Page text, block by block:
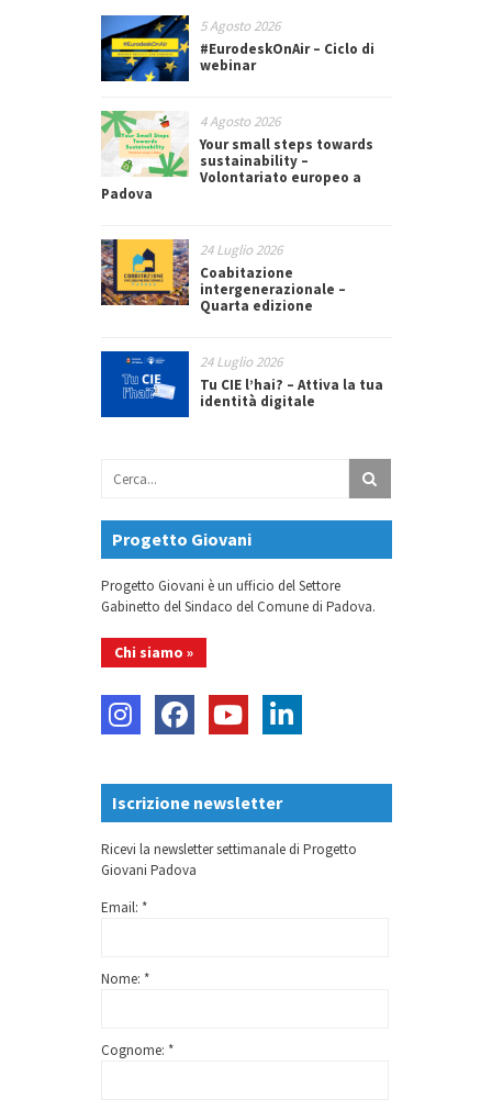
5 Agosto 2026
#EurodeskOnAir – Ciclo di
webinar
4 Agosto 2026
Your small steps towards
sustainability –
Volontariato europeo a
Padova
24 Luglio 2026
Coabitazione
intergenerazionale –
Quarta edizione
24 Luglio 2026
Tu CIE l’hai? – Attiva la tua
identità digitale
Progetto Giovani
Progetto Giovani è un ufficio del Settore
Gabinetto del Sindaco del Comune di Padova.
Chi siamo »
Iscrizione newsletter
Ricevi la newsletter settimanale di Progetto
Giovani Padova
Email: *
Nome: *
Cognome: *